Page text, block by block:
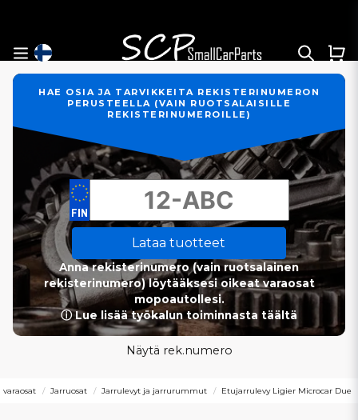
HAE OSIA JA TARVIKKEITA REKISTERINUMERON
PERUSTEELLA (VAIN RUOTSALAISILLE
REKISTERINUMEROILLE)
Lataa tuotteet
Anna rekisterinumero (vain ruotsalainen
rekisterinumero) löytääksesi oikeat varaosat
mopoautollesi.
ⓘ Lue lisää työkalun toiminnasta täältä
Näytä rek.numero
varaosat Jarruosat Jarrulevyt ja jarrurummut Etujarrulevy Ligier Microcar Due